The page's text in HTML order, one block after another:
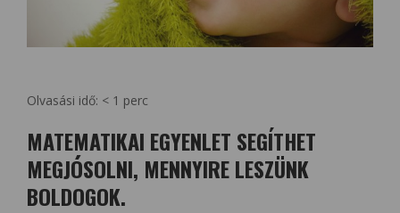
Olvasási idő: < 1 perc
MATEMATIKAI EGYENLET SEGÍTHET
MEGJÓSOLNI, MENNYIRE LESZÜNK
BOLDOGOK.